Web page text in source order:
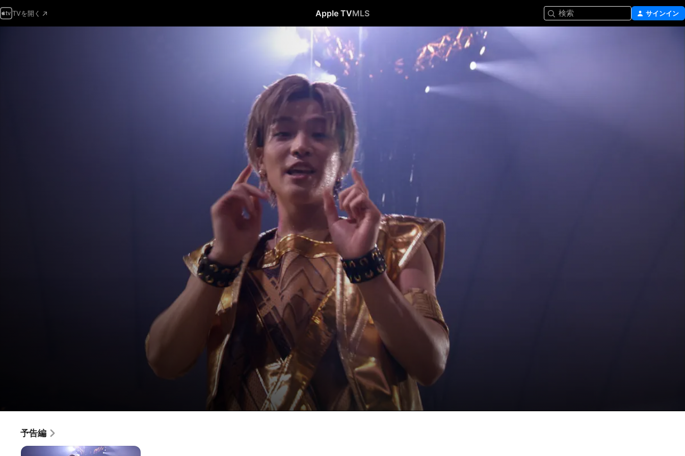
TVを開く Apple TVMLS 検索 サインイン
音楽
EXILE史上かつてないスケールの物語を創り上げたドームツ
予告編